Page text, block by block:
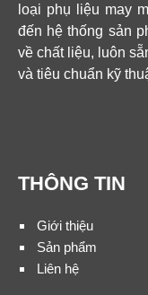
loại phụ liệu may
đến hệ thống sản
về chất liệu, luôn
và tiêu chuẩn kỹ
THÔNG TIN
Giới thiệu
Sản phẩm
Liên hệ